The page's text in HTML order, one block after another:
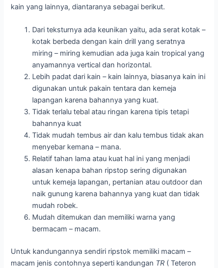
kain yang lainnya, diantaranya sebagai berikut.
Dari teksturnya ada keunikan yaitu, ada serat kotak –
kotak berbeda dengan kain drill yang seratnya
miring – miring kemudian ada juga kain tropical yang
anyamannya vertical dan horizontal.
Lebih padat dari kain – kain lainnya, biasanya kain ini
digunakan untuk pakain tentara dan kemeja
lapangan karena bahannya yang kuat.
Tidak terlalu tebal atau ringan karena tipis tetapi
bahannya kuat
Tidak mudah tembus air dan kalu tembus tidak akan
menyebar kemana – mana.
Relatif tahan lama atau kuat hal ini yang menjadi
alasan kenapa bahan ripstop sering digunakan
untuk kemeja lapangan, pertanian atau outdoor dan
naik gunung karena bahannya yang kuat dan tidak
mudah robek.
Mudah ditemukan dan memiliki warna yang
bermacam – macam.
Untuk kandungannya sendiri ripstok memiliki macam –
macam jenis contohnya seperti kandungan TR ( Teteron